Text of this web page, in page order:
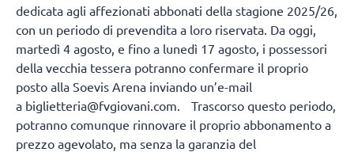
dedicata agli affezionati abbonati della stagione 2025/26,
con un periodo di prevendita a loro riservata. Da oggi,
martedì 4 agosto, e fino a lunedì 17 agosto, i possessori
della vecchia tessera potranno confermare il proprio
posto alla Soevis Arena inviando un’e-mail
a biglietteria@fvgiovani.com. Trascorso questo periodo,
potranno comunque rinnovare il proprio abbonamento a
prezzo agevolato, ma senza la garanzia del